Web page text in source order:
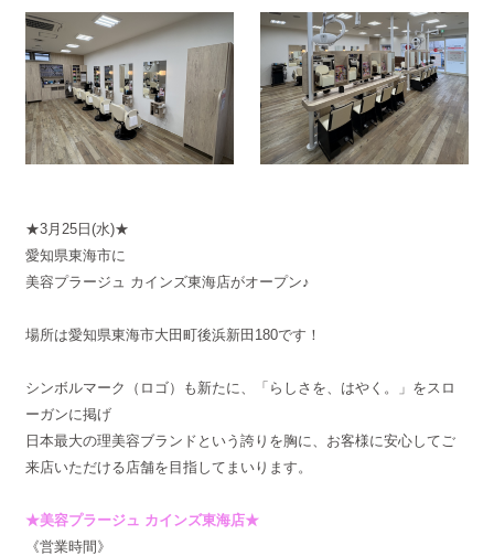
★3月25日(水)★
愛知県東海市に
美容プラージュ カインズ東海店がオープン♪
場所は愛知県東海市大田町後浜新田180です！
シンボルマーク（ロゴ）も新たに、「らしさを、はやく。」をスロ
ーガンに掲げ
日本最大の理美容ブランドという誇りを胸に、お客様に安心してご
来店いただける店舗を目指してまいります。
★美容プラージュ カインズ東海店★
《営業時間》